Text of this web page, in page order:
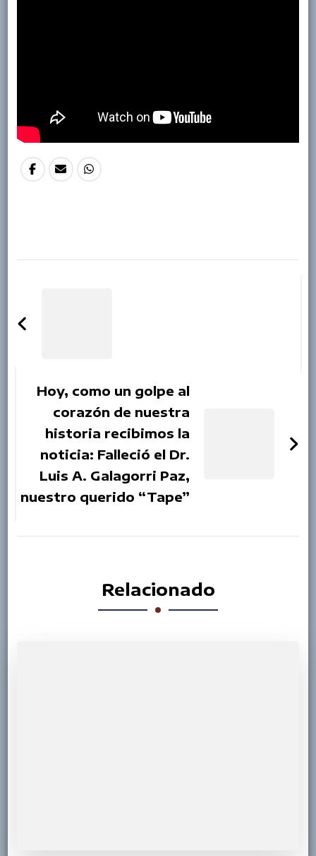
Hoy, como un golpe al
corazón de nuestra
historia recibimos la
noticia: Falleció el Dr.
Luis A. Galagorri Paz,
nuestro querido “Tape”
Relacionado